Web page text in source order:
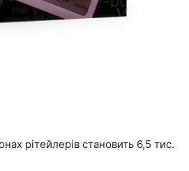
рітейлерів становить 6,5 тис.